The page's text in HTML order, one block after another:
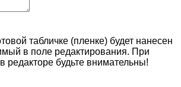
табличке (пленке) будет нанесен
в поле редактирования. При
редакторе будьте внимательны!